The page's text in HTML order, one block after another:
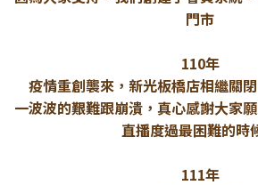
門市
110年
疫情重創襲來，新光板橋店相繼關
一波波的艱難跟崩潰，真心感謝大家
直播度過最困難的時
111年